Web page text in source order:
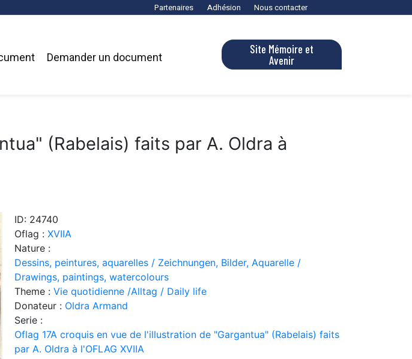
Partenaires Adhésion Nous contacter
Demander un document
Site Mémoire et
Avenir
(Rabelais) faits par A. Oldra à
ID: 24740
Oflag : XVIIA
Nature :
Dessins, peintures, aquarelles / Zeichnungen, Bilder, Aquarelle /
Drawings, paintings, watercolours
Theme : Vie quotidienne /Alltag / Daily life
Donateur : Oldra Armand
Serie :
Oflag 17A croquis en vue de l'illustration de "Gargantua" (Rabelais) faits
par A. Oldra à l'OFLAG XVIIA